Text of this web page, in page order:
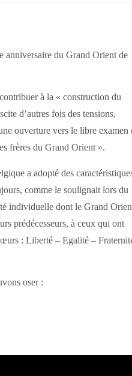
anniversaire du Grand Orient de
à la « construction du
d’autres fois des tensions,
ouverture vers le libre examen
frères du Grand Orient ».
a adopté des
comme le soulignait lors du
individuelle dont le Grand
prédécesseurs, à ceux qui ont
: Liberté – Egalité –
oser :